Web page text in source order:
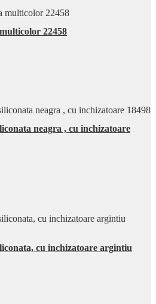
22458
neagra , cu inchizatoare
cu inchizatoare argintiu